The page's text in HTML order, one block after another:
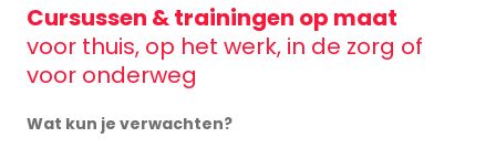
Cursussen & trainingen op maat
voor thuis, op het werk, in de zorg of
voor onderweg
Wat kun je verwachten?